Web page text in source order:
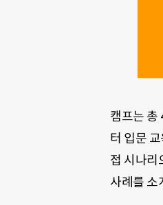
캠프는 총
터 입문
접 시나리
사례를 소